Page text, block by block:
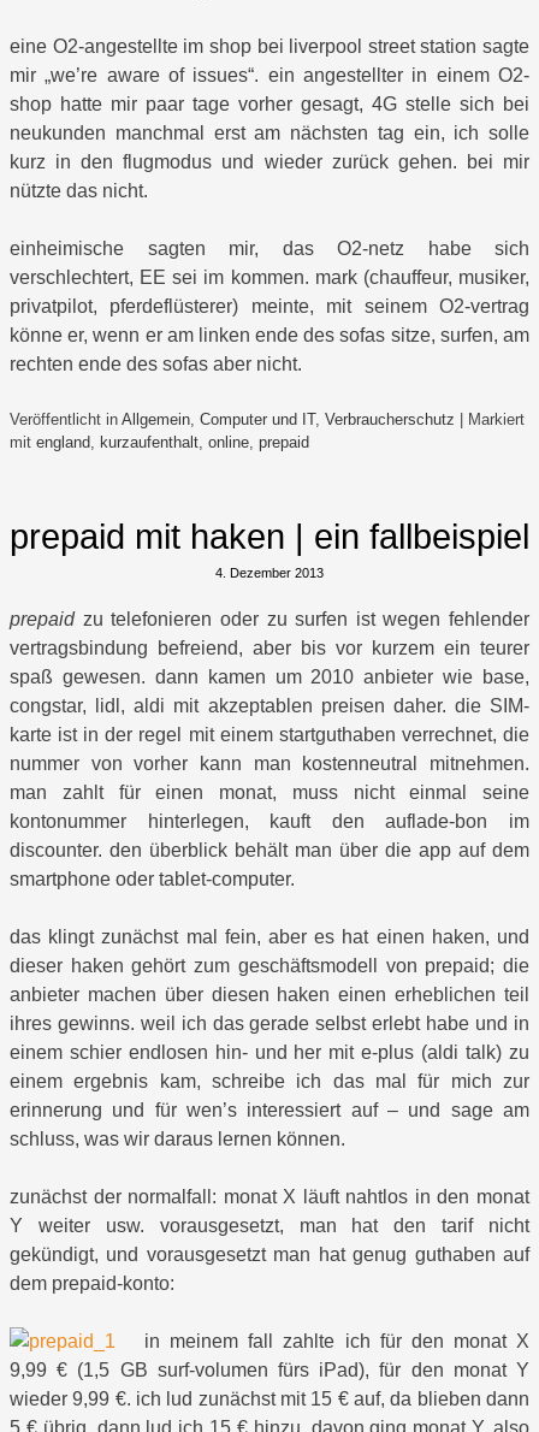
eine O2-angestellte im shop bei liverpool street station sagte
mir „we’re aware of issues“. ein angestellter in einem O2-
shop hatte mir paar tage vorher gesagt, 4G stelle sich bei
neukunden manchmal erst am nächsten tag ein, ich solle
kurz in den flugmodus und wieder zurück gehen. bei mir
nützte das nicht.
einheimische sagten mir, das O2-netz habe sich
verschlechtert, EE sei im kommen. mark (chauffeur, musiker,
privatpilot, pferdeflüsterer) meinte, mit seinem O2-vertrag
könne er, wenn er am linken ende des sofas sitze, surfen, am
rechten ende des sofas aber nicht.
Veröffentlicht in Allgemein, Computer und IT, Verbraucherschutz
Markiert
mit england, kurzaufenthalt, online, prepaid
prepaid mit haken | ein fallbeispiel
4. Dezember 2013
prepaidzu telefonieren oder zu surfen ist wegen fehlender
vertragsbindung befreiend, aber bis vor kurzem ein teurer
spaß gewesen. dann kamen um 2010 anbieter wie base,
congstar, lidl, aldi mit akzeptablen preisen daher. die SIM-
karte ist in der regel mit einem startguthaben verrechnet, die
nummer von vorher kann man kostenneutral mitnehmen.
man zahlt für einen monat, muss nicht einmal seine
kontonummer hinterlegen, kauft den auflade-bon im
discounter. den überblick behält man über die app auf dem
smartphone oder tablet-computer.
das klingt zunächst mal fein, aber es hat einen haken, und
dieser haken gehört zum geschäftsmodell von prepaid; die
anbieter machen über diesen haken einen erheblichen teil
ihres gewinns. weil ich das gerade selbst erlebt habe und in
einem schier endlosen hin- und her mit e-plus (aldi talk) zu
einem ergebnis kam, schreibe ich das mal für mich zur
erinnerung und für wen’s interessiert auf – und sage am
schluss, was wir daraus lernen können.
zunächst der normalfall: monat X läuft nahtlos in den monat
Y weiter usw. vorausgesetzt, man hat den tarif nicht
gekündigt, und vorausgesetzt man hat genug guthaben auf
dem prepaid-konto:
in meinem fall zahlte ich für den monat X
9,99 € (1,5 GB surf-volumen fürs iPad), für den monat Y
wieder 9,99 €. ich lud zunächst mit 15 € auf, da blieben dann